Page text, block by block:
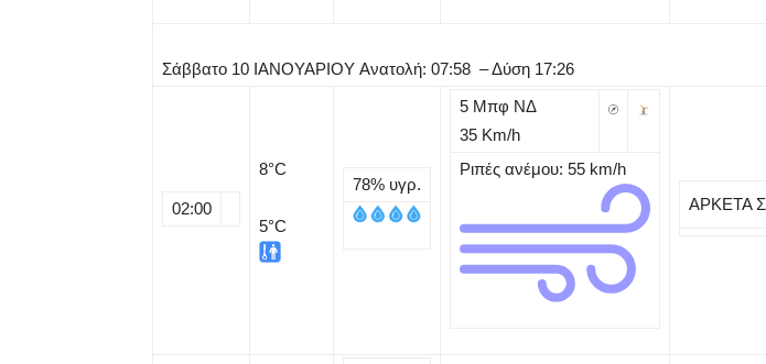
Σάββατο 10 ΙΑΝΟΥΑΡΙΟΥ Ανατολή: 07:58 – Δύση 17:26
02:00
8°C
5°C
78% υγρ.
5 Μπφ ΝΔ
35 Km/h
Ριπές ανέμου: 55 km/h
ΑΡΚΕΤΑ